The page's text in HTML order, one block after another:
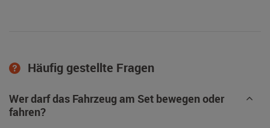
Häufig gestellte Fragen
Wer darf das Fahrzeug am Set bewegen oder
fahren?